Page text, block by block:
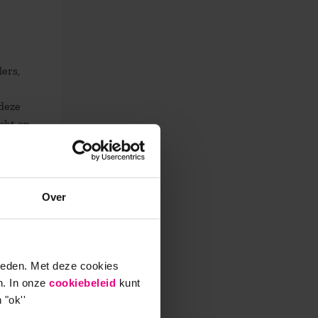
Over
Met deze cookies
In onze cookiebeleid kunt
"ok''
op
is
Een
de
je